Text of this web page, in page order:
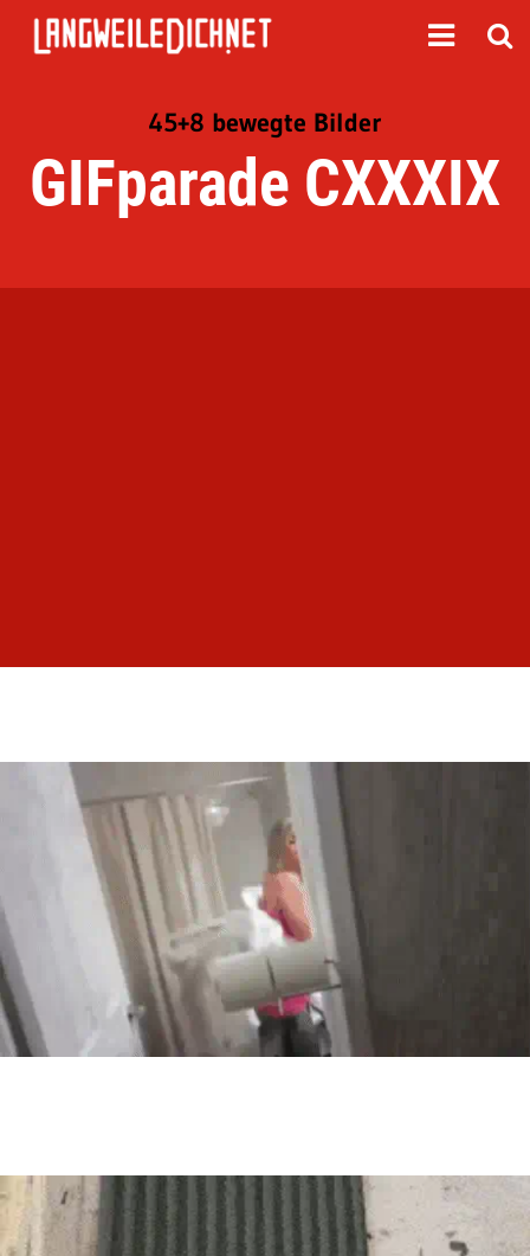
45+8 bewegte Bilder
GIFparade CXXXIX